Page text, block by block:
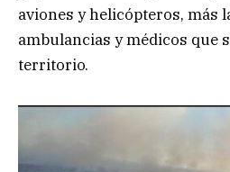
aviones y helicópteros, más
ambulancias y médicos que
territorio.